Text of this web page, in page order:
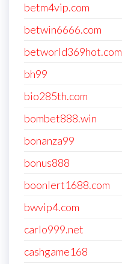
betm4vip.com
betwin6666.com
betworld369hot.com
bh99
bio285th.com
bombet888.win
bonanza99
bonus888
boonlert1688.com
bwvip4.com
carlo999.net
cashgame168